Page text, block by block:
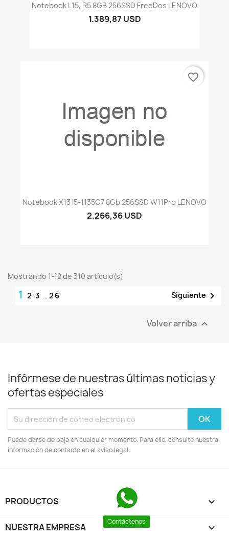
Notebook L15, R5 8GB 256SSD FreeDos LENOVO
1.389,87 USD
Notebook X13 I5-1135G7 8Gb 256SSD W11Pro LENOVO
2.266,36 USD
favorite_border
Mostrando 1-12 de 310 artículo(s)
1 2 3 … 26 Siguiente 
Volver arriba 
Infórmese de nuestras últimas noticias y
ofertas especiales
Puede darse de baja en cualquier momento. Para ello, consulte nuestra
información de contacto en el aviso legal.
PRODUCTOS 
NUESTRA EMPRESA 
Contáctenos